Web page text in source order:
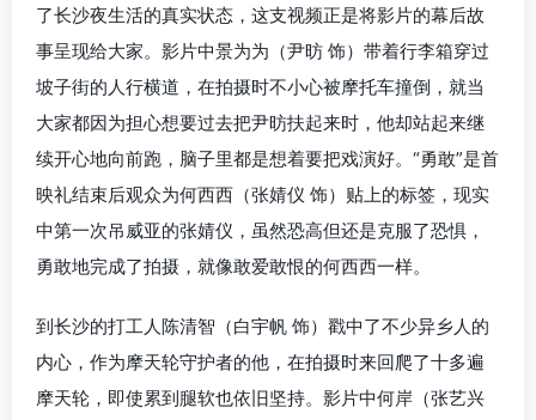
了长沙夜生活的真实状态，这支视频正是将影片的幕后故
事呈现给大家。影片中景为为（尹昉 饰）带着行李箱穿过
坡子街的人行横道，在拍摄时不小心被摩托车撞倒，就当
大家都因为担心想要过去把尹昉扶起来时，他却站起来继
续开心地向前跑，脑子里都是想着要把戏演好。“勇敢”是首
映礼结束后观众为何西西（张婧仪 饰）贴上的标签，现实
中第一次吊威亚的张婧仪，虽然恐高但还是克服了恐惧，
勇敢地完成了拍摄，就像敢爱敢恨的何西西一样。
到长沙的打工人陈清智（白宇帆 饰）戳中了不少异乡人的
内心，作为摩天轮守护者的他，在拍摄时来回爬了十多遍
摩天轮，即使累到腿软也依旧坚持。影片中何岸（张艺兴